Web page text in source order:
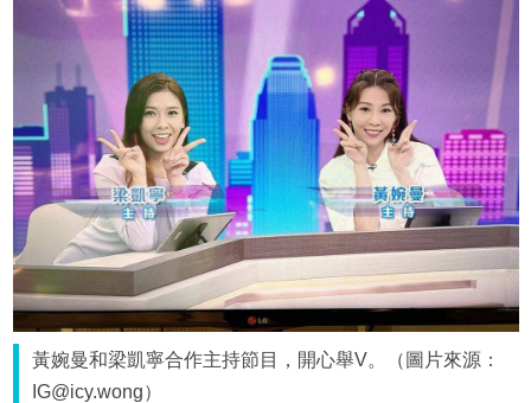
黃婉曼和梁凱寧合作主持節目，開心舉V。（圖片來源：
IG@icy.wong）